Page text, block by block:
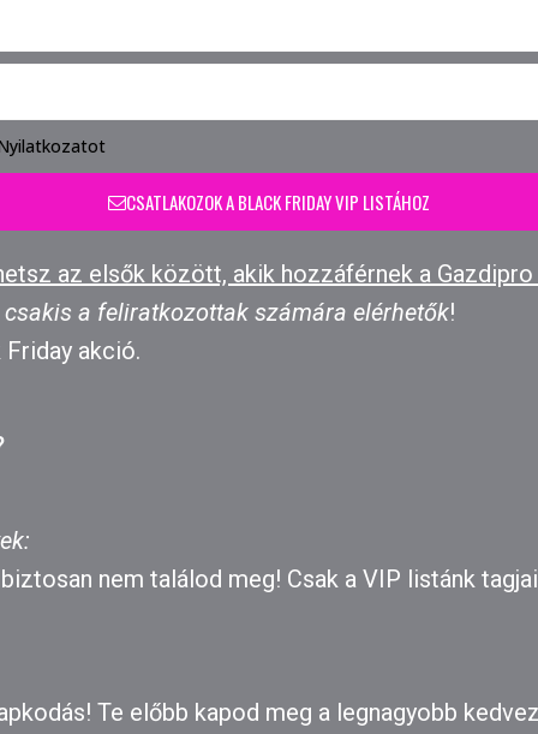
CSATLAKOZOK A BLACK FRIDAY VIP LISTÁHOZ
az elsők között, akik hozzáférnek a Gazdipro
csakis a feliratkozottak számára elérhetők!
akció.
nem találod meg! Csak a VIP listánk
Te előbb kapod meg a legnagyobb